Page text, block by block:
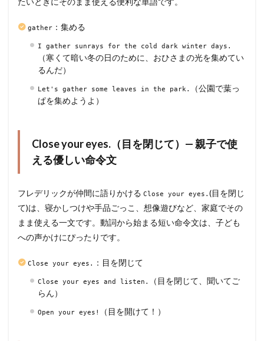
gather ：集める
I gather sunrays for the cold dark winter days.
（寒くて暗い冬の日のために、おひさまの光を集めてい
るんだ）
Let's gather some leaves in the park.
（公園で葉っ
ぱを集めようよ）
Close your eyes.（目を閉じて）— 親子で使
える優しい命令文
フレデリックが仲間に語りかける Close your eyes. (目を閉じ
て)は、寝かしつけや手品ごっこ、想像遊びなど、家庭でその
まま使える一文です。動詞から始まる短い命令文は、子ども
への声かけにぴったりです。
Close your eyes. ：目を閉じて
Close your eyes and listen.
（目を閉じて、聞いてご
らん）
Open your eyes! （目を開けて！）